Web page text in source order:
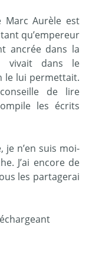
Marc Aurèle est
qu’empereur
ancrée dans la
vivait dans le
le lui permettait.
de lire
les écrits
je n’en suis moi-
J’ai encore de
les partagerai